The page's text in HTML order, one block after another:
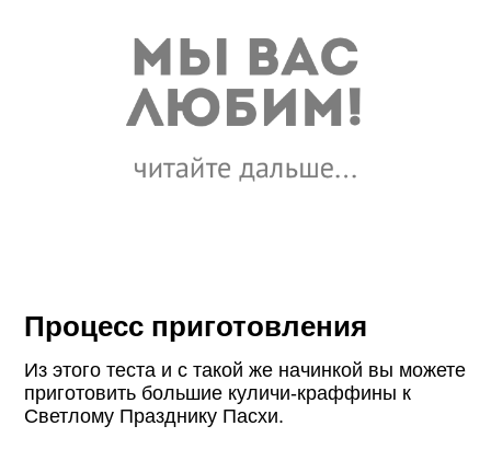
Процесс приготовления
Из этого теста и с такой же начинкой вы можете
приготовить большие куличи-краффины к
Светлому Празднику Пасхи.